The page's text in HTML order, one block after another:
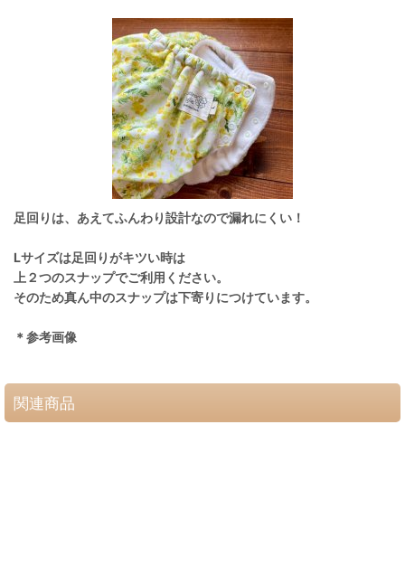
足回りは、あえてふんわり設計なので漏れにくい！
Lサイズは足回りがキツい時は
上２つのスナップでご利用ください。
そのため真ん中のスナップは下寄りにつけています。
＊参考画像
関連商品